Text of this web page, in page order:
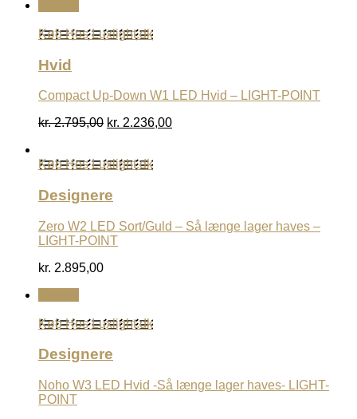
Køb Hos Luxlight.dk
Hvid
Compact Up-Down W1 LED Hvid – LIGHT-POINT
kr.2.795,00 Den
var:
kr. 2.236,00Den
Køb Hos Luxlight.dk
Designere
Zero W2 LED Sort/Guld – Så længe lager haves –
LIGHT-POINT
kr. 2.895,00
Køb Hos Luxlight.dk
Designere
Noho W3 LED Hvid -Så længe lager haves- LIGHT-
POINT